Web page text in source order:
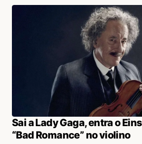
Acesse para responder
Alysson Rodrigues
06/02/2017 às 6:46 PM
André olha aí o mercado
Acesse para responder
Sai a Lady Gaga, entra o
“Bad Romance” no violino